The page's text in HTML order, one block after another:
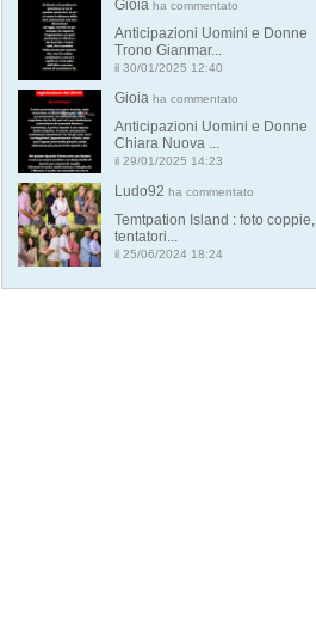
Gioia ha commentato
Anticipazioni Uomini e Donne
Trono Gianmar...
il 30/01/2025 12:40
Gioia ha commentato
Anticipazioni Uomini e Donne
Chiara Nuova ...
il 29/01/2025 14:23
Ludo92 ha commentato
Temtpation Island : foto coppie,
tentatori...
il 25/06/2024 18:24